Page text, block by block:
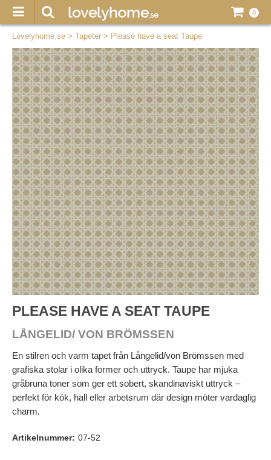
0
Lovelyhome.se > Tapeter > Please have a seat Taupe
PLEASE HAVE A SEAT TAUPE
LÅNGELID/ VON BRÖMSSEN
En stilren och varm tapet från Långelid/von Brömssen med
grafiska stolar i olika former och uttryck. Taupe har mjuka
gråbruna toner som ger ett sobert, skandinaviskt uttryck –
perfekt för kök, hall eller arbetsrum där design möter vardaglig
charm.
Artikelnummer: 07-52